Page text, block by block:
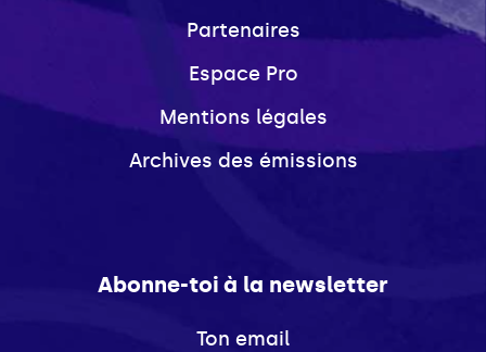
Partenaires
Espace Pro
Mentions légales
Archives des émissions
Abonne-toi à la newsletter
Ton email